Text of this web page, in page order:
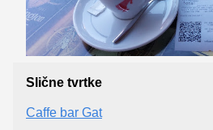
Slične tvrtke
Caffe bar Gat